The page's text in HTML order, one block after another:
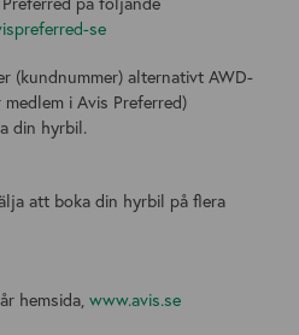
se
(kundnummer) alternativt AWD-
i Avis Preferred)
din hyrbil.
att boka din hyrbil på flera
hemsida, www.avis.se